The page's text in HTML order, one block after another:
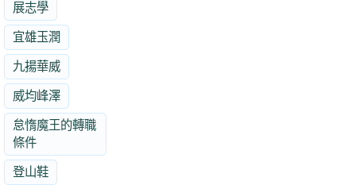
展志學
宜雄玉潤
九揚華威
威均峰澤
怠惰魔王的轉職
條件
登山鞋